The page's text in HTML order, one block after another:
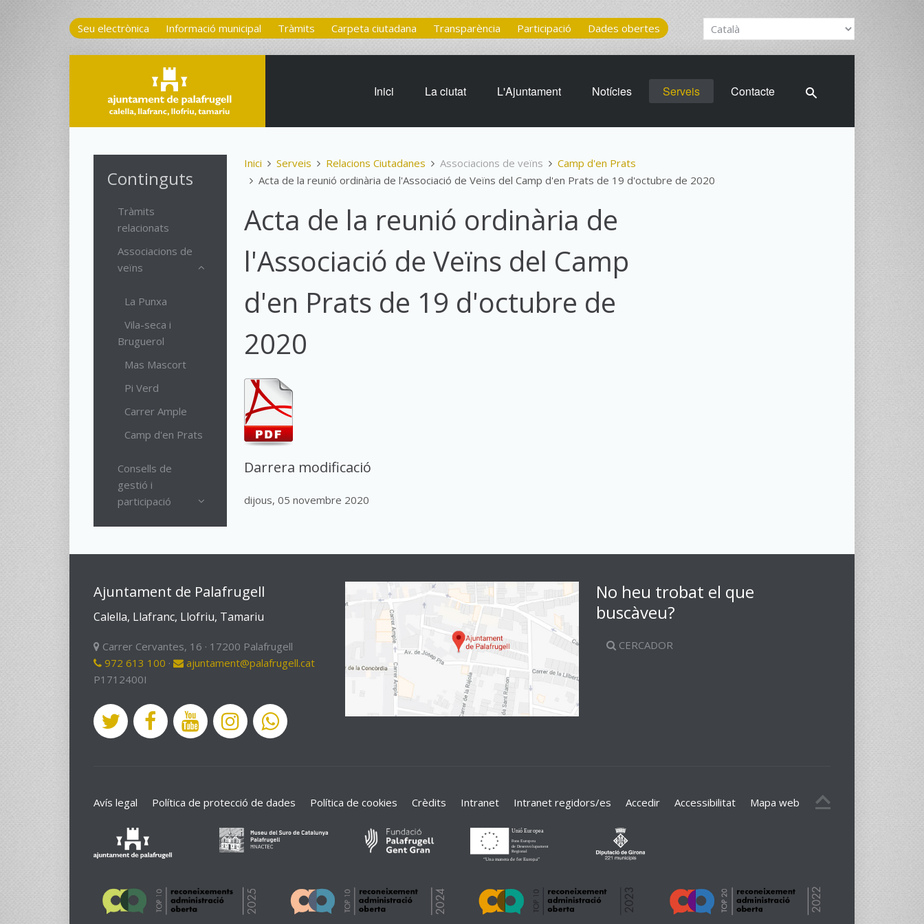
Seu electrònica Informació municipal Tràmits Carpeta ciutadana Transparència Participació Dades obertes
Inici La ciutat L'Ajuntament Notícies Serveis Contacte
Inici Serveis Relacions Ciutadanes Associacions de veïns
Camp d'en Prats
Acta de la reunió ordinària de l'Associació de Veïns del Camp d'en Prats de 19 d'octubre de 2020
Acta de la reunió ordinària de
l'Associació de Veïns del Camp
d'en Prats de 19 d'octubre de
2020
Darrera modificació
dijous, 05 novembre 2020
Continguts
Tràmits
relacionats
Associacions de
veïns
La Punxa
Vila-seca i
Bruguerol
Mas Mascort
Pi Verd
Carrer Ample
Camp d'en Prats
Consells de
gestió i
participació
Ajuntament de Palafrugell
Calella, Llafranc, Llofriu, Tamariu
Carrer Cervantes, 16 · 17200 Palafrugell
972 613 100 ·
ajuntament@palafrugell.cat
P1712400I
No heu trobat el que
buscàveu?
CERCADOR
Avís legal Política de protecció de dades Política de cookies Crèdits Intranet Intranet regidors/es Accedir Accessibilitat Mapa web